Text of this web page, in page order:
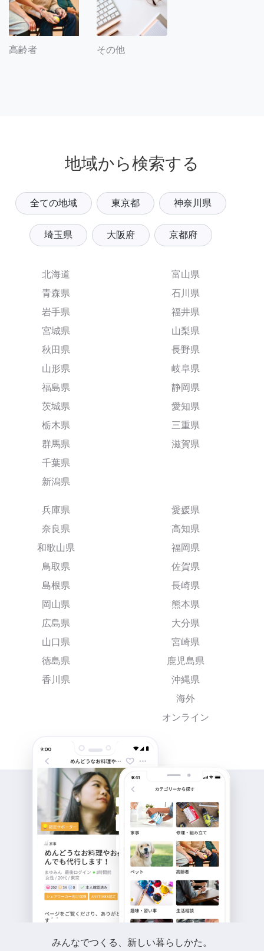
高齢者 その他
地域から検索する
全ての地域 東京都 神奈川県
埼玉県 大阪府 京都府
北海道
青森県
岩手県
宮城県
秋田県
山形県
福島県
茨城県
栃木県
群馬県
千葉県
新潟県
富山県
石川県
福井県
山梨県
長野県
岐阜県
静岡県
愛知県
三重県
滋賀県
兵庫県
奈良県
和歌山県
鳥取県
島根県
岡山県
広島県
山口県
徳島県
香川県
愛媛県
高知県
福岡県
佐賀県
長崎県
熊本県
大分県
宮崎県
鹿児島県
沖縄県
海外
オンライン
みんなでつくる、新しい暮らしかた。